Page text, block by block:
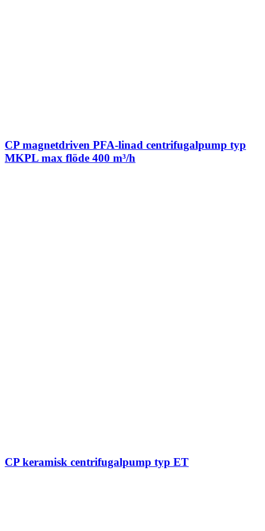
CP magnetdriven PFA-linad centrifugalpump typ
MKPL max flöde 400 m³/h
CP keramisk centrifugalpump typ ET